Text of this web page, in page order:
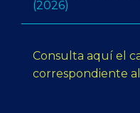
(2026)
Consulta aquí el
correspondiente